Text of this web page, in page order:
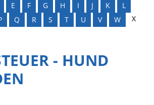
E F G H I J K
L
Q R S T U V W
X
- HUND